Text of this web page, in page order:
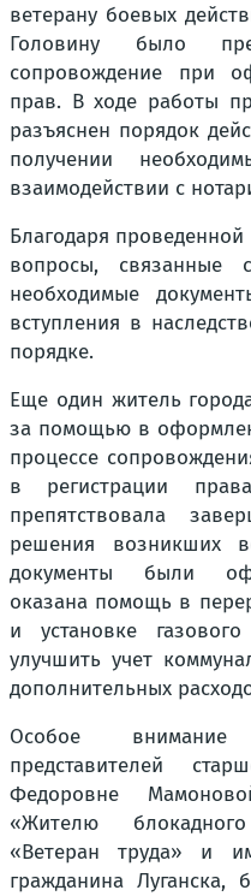
ветерану боевых
Головину было
сопровождение при
прав. В ходе работы
разъяснен порядок
получении
взаимодействии с
Благодаря
вопросы, связанные
необходимые
вступления в
порядке.
Еще один житель
за помощью в
процессе
в регистрации
препятствовала
решения возникших
документы были
оказана помощь в
и установке
улучшить учет
дополнительных
Особое внимание
представителей
Федоровне
«Жителю
«Ветеран труда» и
гражданина Луганска,